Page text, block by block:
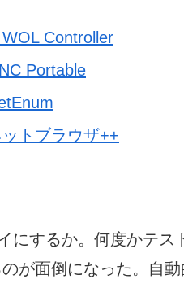
Controller
Portable
トブラウザ++
にするか。何度かテス
が面倒になった。自